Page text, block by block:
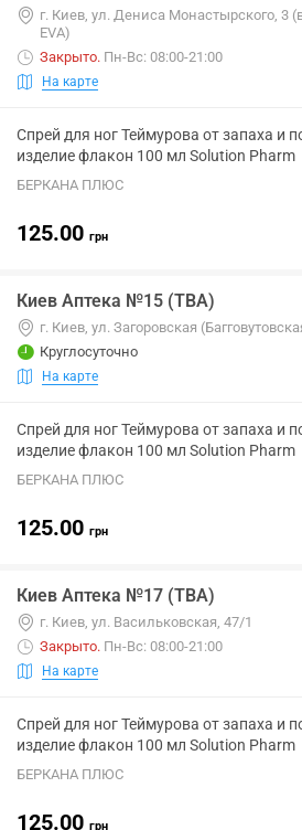
г. Киев, ул. Дениса Монастырского, 3
EVA)
Закрыто. Пн-Вс: 08:00-21:00
На карте
Спрей для ног Теймурова от запаха и
изделие флакон 100 мл Solution Pharm
БЕРКАНА ПЛЮС
125.00 грн
Киев Аптека №15 (ТВА)
г. Киев, ул. Загоровская
Круглосуточно
На карте
Спрей для ног Теймурова от запаха и
изделие флакон 100 мл Solution Pharm
БЕРКАНА ПЛЮС
125.00 грн
Киев Аптека №17 (ТВА)
г. Киев, ул. Васильковская, 47/1
Закрыто. Пн-Вс: 08:00-21:00
На карте
Спрей для ног Теймурова от запаха и
изделие флакон 100 мл Solution Pharm
БЕРКАНА ПЛЮС
125.00 грн